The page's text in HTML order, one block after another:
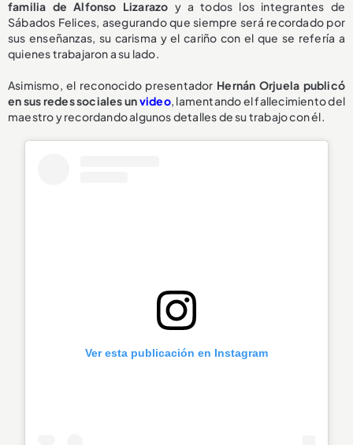
familia de Alfonso Lizarazo y a todos los integrantes de
Sábados Felices, asegurando que siempre será recordado por
sus enseñanzas, su carisma y el cariño con el que se refería a
quienes trabajaron a su lado.
Asimismo, el reconocido presentador Hernán Orjuela publicó
en sus redes sociales unvideo, lamentando el fallecimiento del
maestro y recordando algunos detalles de su trabajo con él.
Ver esta publicación en Instagram